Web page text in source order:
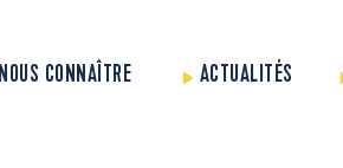
NOUS CONNAÎTRE
ACTUALITÉS